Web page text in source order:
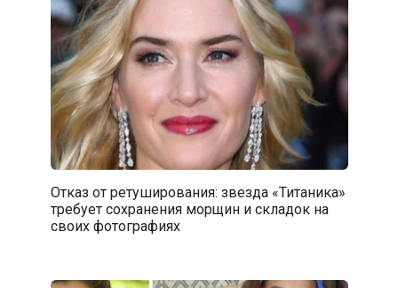
Отказ от ретуширования: звезда «Титаника»
требует сохранения морщин и складок на
своих фотографиях